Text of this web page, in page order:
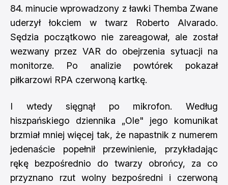
84. minucie wprowadzony z ławki Themba Zwane
uderzył łokciem w twarz Roberto Alvarado.
Sędzia początkowo nie zareagował, ale został
wezwany przez VAR do obejrzenia sytuacji na
monitorze. Po analizie powtórek pokazał
piłkarzowi RPA czerwoną kartkę.
I wtedy sięgnął po mikrofon. Według
hiszpańskiego dziennika „Ole" jego komunikat
brzmiał mniej więcej tak, że napastnik z numerem
jedenaście popełnił przewinienie, przykładając
rękę bezpośrednio do twarzy obrońcy, za co
przyznano rzut wolny bezpośredni i czerwoną